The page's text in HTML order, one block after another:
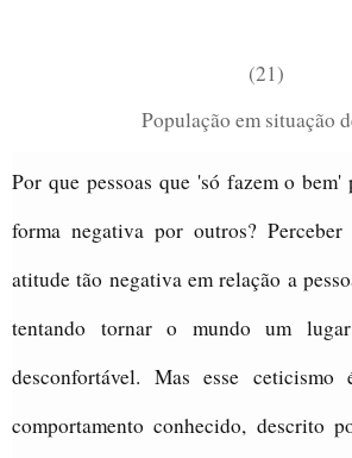
(21)
População em situação
Por que pessoas que 'só fazem o
forma negativa por outros? Perceber
atitude tão negativa em relação a
tentando tornar o mundo um
desconfortável. Mas esse
comportamento conhecido, descrito